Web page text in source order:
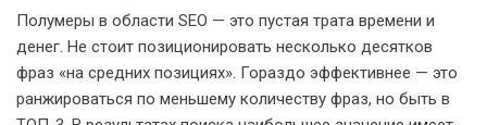
Полумеры в области SEO — это пустая трата времени и
денег. Не стоит позиционировать несколько десятков
фраз «на средних позициях». Гораздо эффективнее — это
ранжироваться по меньшему количеству фраз, но быть в